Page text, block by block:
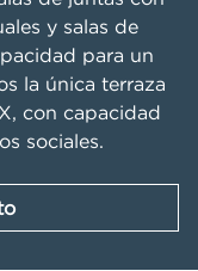
y salas de
para un
la única terraza
con capacidad
sociales.